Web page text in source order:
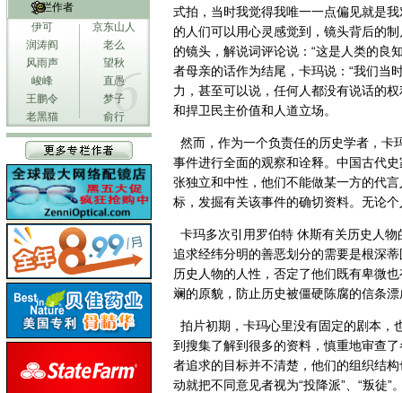
专栏作者
伊可
京东山人
润涛阎
老么
风雨声
望秋
峻峰
直愚
王鹏令
梦子
老黑猫
俞行
式拍，当时我觉得我唯一一点偏见就是
的人们可以用心灵感觉到，镜头背后的
的镜头，解说词评论说：“这是人类的良
者母亲的话作为结尾，卡玛说：“我们当
力，甚至可以说，任何人都没有说话的
和捍卫民主价值和人道立场。
然而，作为一个负责任的历史学者，卡
事件进行全面的观察和诠释。中国古代
张独立和中性，他们不能做某一方的代
标，发掘有关该事件的确切资料。无论
卡玛多次引用罗伯特 休斯有关历史人
追求经纬分明的善恶划分的需要是根深
历史人物的人性，否定了他们既有卑微
斓的原貌，防止历史被僵硬陈腐的信条
拍片初期，卡玛心里没有固定的剧本，
到搜集了解到很多的资料，慎重地审查
者追求的目标并不清楚，他们的组织结
动就把不同意见者视为“投降派”、“叛徒